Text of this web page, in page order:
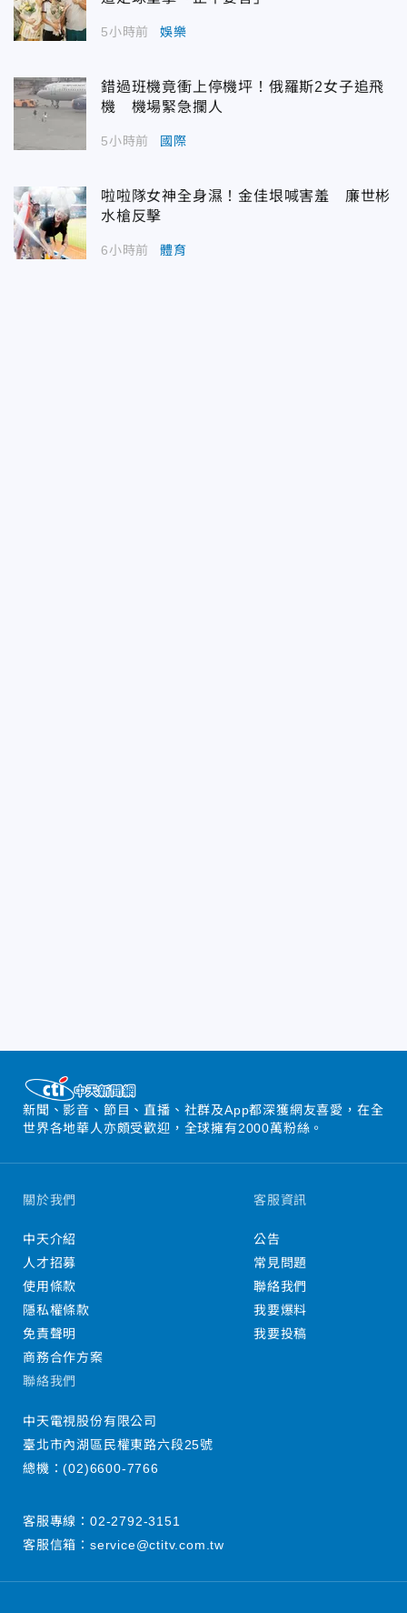
5小時前 娛樂
錯過班機竟衝上停機坪！俄羅斯2女子追飛
機 機場緊急攔人
5小時前 國際
啦啦隊女神全身濕！金佳垠喊害羞 廉世彬
水槍反擊
6小時前 體育
新聞、影音、節目、直播、社群及App都深獲網友喜愛，在全
世界各地華人亦頗受歡迎，全球擁有2000萬粉絲。
關於我們
中天介紹
人才招募
使用條款
隱私權條款
免責聲明
商務合作方案
客服資訊
公告
常見問題
聯絡我們
我要爆料
我要投稿
聯絡我們
中天電視股份有限公司
臺北市內湖區民權東路六段25號
總機：(02)6600-7766
客服專線： 02-2792-3151
客服信箱： service@ctitv.com.tw